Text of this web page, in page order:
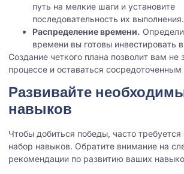
путь на мелкие шаги и установите
последовательность их выполнения.
Распределение времени.
времени вы готовы инвестировать
Создание четкого плана позволит вам не
процессе и оставаться сосредоточенным
Развивайте
навыков
Чтобы добиться победы, часто
набор навыков. Обратите внимание на
рекомендации по развитию ваших